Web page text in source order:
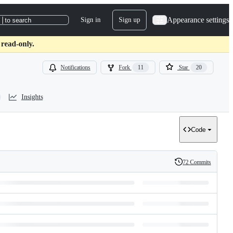
to search Sign in Sign up Appearance settings
only.
Notifications Fork 11 Star 20
Insights
Code
History
72 Commits